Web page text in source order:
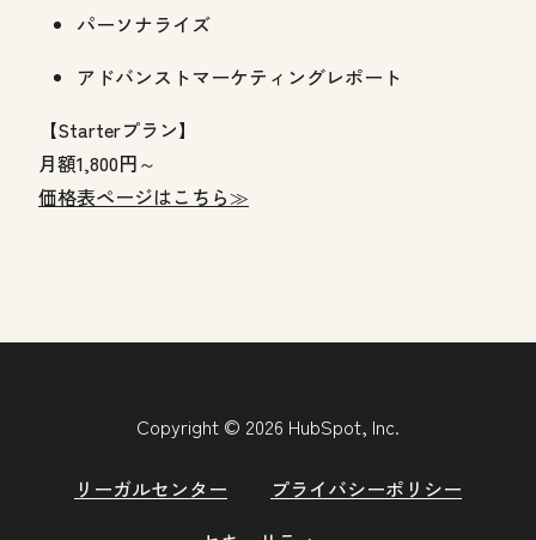
パーソナライズ
アドバンストマーケティングレポート
【Starterプラン】
月額1,800円～
価格表ページはこちら≫
Copyright © 2026 HubSpot, Inc.
リーガルセンター
プライバシーポリシー